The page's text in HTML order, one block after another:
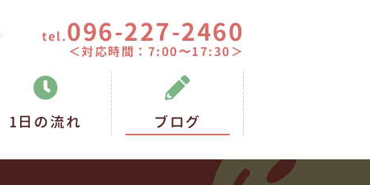
tel.096-227-2460
＜対応時間：7:00〜17:30＞
1日の流れ ブログ